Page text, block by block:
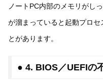
ノートPC内部のメモリがし
が溜まっていると起動プロセ
とがあります。
● 4. BIOS／UEFIの